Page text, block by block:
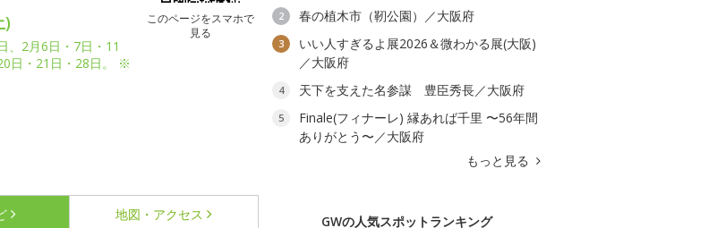
このページをスマホで
見る
)
、2月6日・7日・11
日・21日・28日。 ※
地図・アクセス
2 春の植木市（靭公園）／大阪府
3
いい人すぎるよ展2026＆微わかる展(大阪)
／大阪府
4 天下を支えた名参謀 豊臣秀長／大阪府
5
Finale(フィナーレ) 縁あれば千里 〜56年間
ありがとう〜／大阪府
もっと見る
GWの人気スポットランキング